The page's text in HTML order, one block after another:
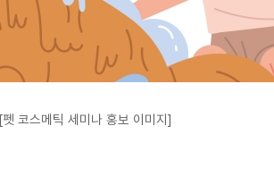
[펫 코스메틱 세미나 홍보 이미지]